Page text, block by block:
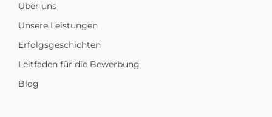
Über uns
Unsere Leistungen
Erfolgsgeschichten
Leitfaden für die Bewerbung
Blog